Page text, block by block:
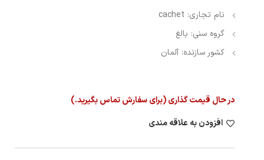
نام تجاری: cachet
گروه سنی: بالغ
کشور سازنده: آلمان
در حال قیمت گذاری (برای سفارش تماس بگیرید.)
افزودن به علاقه مندی